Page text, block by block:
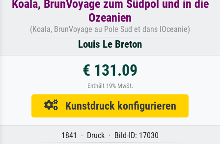
Koala, BrunVoyage zum Südpol und in die
Ozeanien
(Koala, BrunVoyage au Pole Sud et dans lOceanie)
Louis Le Breton
€ 131.09
Enthält 19% MwSt.
Kunstdruck konfigurieren
1841 · Druck · Bild-ID: 17030